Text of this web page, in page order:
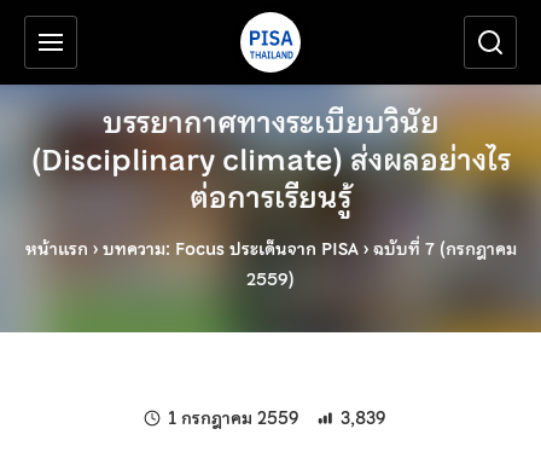
ข้ามไปยังเนื้อหาหลัก
เครื่องมือช่วยเหลือ
บรรยากาศทางระเบียบวินัย
(Disciplinary climate) ส่งผลอย่างไร
ต่อการเรียนรู้
หน้าแรก ›บทความ: Focus ประเด็นจาก PISA›ฉบับที่ 7 (กรกฎาคม
2559)
1 กรกฎาคม 2559 แก้ไขล่าสุดเมื่อ:
3,839